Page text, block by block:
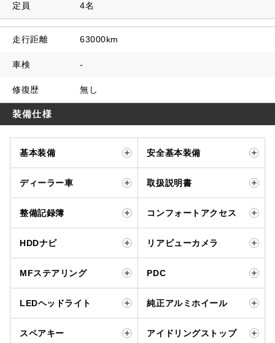
定員 4名
走行距離 63000km
車検 -
修復歴 無し
装備仕様
基本装備 安全基本装備
ディーラー車 取扱説明書
整備記録簿 コンフォートアクセス
HDDナビ リアビューカメラ
MFステアリング PDC
LEDヘッドライト 純正アルミホイール
スペアキー アイドリングストップ